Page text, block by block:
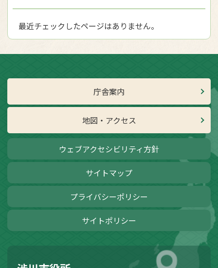
最近チェックしたページはありません。
庁舎案内
地図・アクセス
ウェブアクセシビリティ方針
サイトマップ
プライバシーポリシー
サイトポリシー